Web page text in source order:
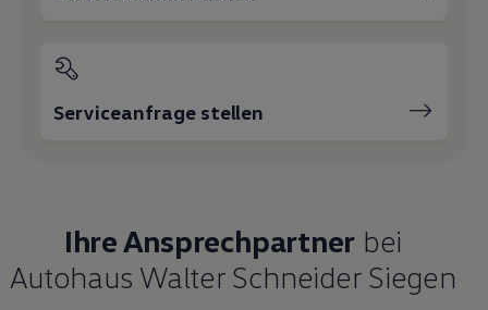
Serviceanfrage stellen
Ihre Ansprechpartner bei
Autohaus Walter Schneider Siegen